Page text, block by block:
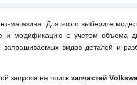
магазина. Для этого выберите
модификацию с учетом объема
видов деталей и
запроса на поискзапчастей